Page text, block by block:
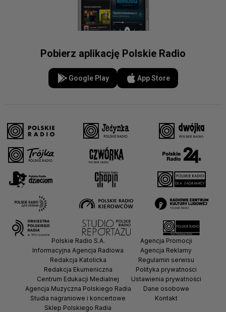
Pobierz aplikację Polskie Radio
Google Play App Store
Polskie Radio S.A.
Informacyjna Agencja Radiowa
Redakcja Katolicka
Redakcja Ekumeniczna
Centrum Edukacji Medialnej
Agencja Muzyczna Polskiego Radia
Studia nagraniowe i koncertowe
Sklep Polskiego Radia
Agencja Promocji
Agencja Reklamy
Regulamin serwisu
Polityka prywatności
Ustawienia prywatności
Dane osobowe
Kontakt